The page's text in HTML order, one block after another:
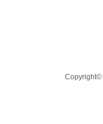
Copyright©